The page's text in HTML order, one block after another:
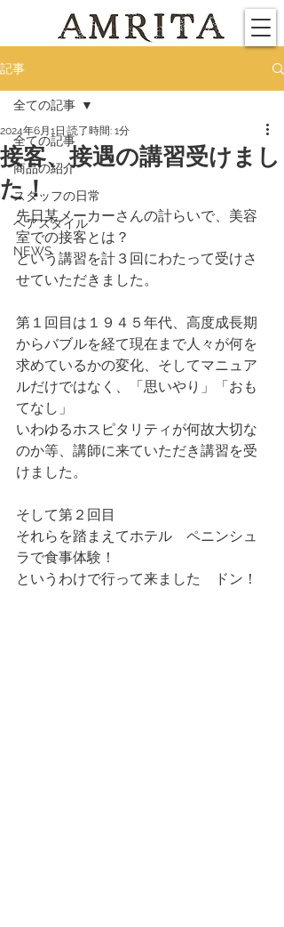
記事
全ての記事
商品の紹介
スタッフの日常
ヘアスタイル
NEWS
全ての記事
接客、接遇の講習受けまし
た！
2024年6月1日 読了時間: 1分
先日某メーカーさんの計らいで、美容
室での接客とは？
という講習を計３回にわたって受けさ
せていただきました。
第１回目は１９４５年代、高度成長期
からバブルを経て現在まで人々が何を
求めているかの変化、そしてマニュア
ルだけではなく、「思いやり」「おも
てなし」
いわゆるホスピタリティが何故大切な
のか等、講師に来ていただき講習を受
けました。
そして第２回目
それらを踏まえてホテル　ペニンシュ
ラで食事体験！
というわけで行って来ました　ドン！